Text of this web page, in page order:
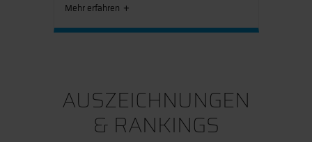
Mehr erfahren
AUSZEICHNUNGEN
& RANKINGS